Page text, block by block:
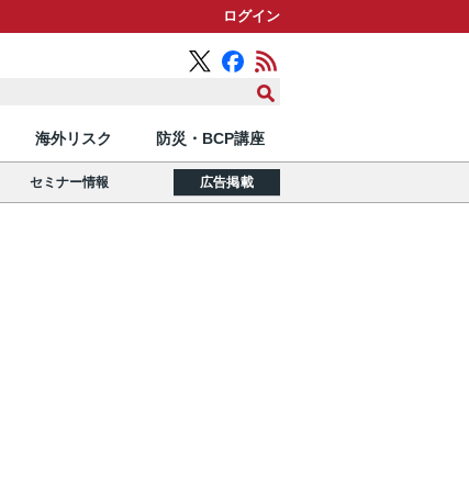
ログイン
海外リスク 防災・BCP講座
セミナー情報 広告掲載